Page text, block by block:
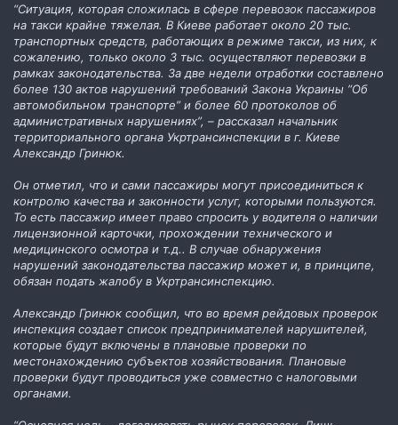
“Ситуация, которая сложилась в сфере перевозок пассажиров
на такси крайне тяжелая. В Киеве работает около 20 тыс.
транспортных средств, работающих в режиме такси, из них, к
сожалению, только около 3 тыс. осуществляют перевозки в
рамках законодательства. За две недели отработки составлено
более 130 актов нарушений требований Закона Украины “Об
автомобильном транспорте” и более 60 протоколов об
административных нарушениях”, – рассказал начальник
территориального органа Укртрансинспекции в г. Киеве
Александр Гринюк.
Он отметил, что и сами пассажиры могут присоединиться к
контролю качества и законности услуг, которыми пользуются.
То есть пассажир имеет право спросить у водителя о наличии
лицензионной карточки, прохождении технического и
медицинского осмотра и т.д.. В случае обнаружения
нарушений законодательства пассажир может и, в принципе,
обязан подать жалобу в Укртрансинспекцию.
Александр Гринюк сообщил, что во время рейдовых проверок
инспекция создает список предпринимателей нарушителей,
которые будут включены в плановые проверки по
местонахождению субъектов хозяйствования. Плановые
проверки будут проводиться уже совместно с налоговыми
органами.